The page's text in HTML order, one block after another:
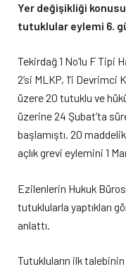
Yer değişikliği
tutuklular eylemi 6.
Tekirdağ 1 No’lu F Tipi
2’si MLKP, 1’i Devrimci
üzere 20 tutuklu ve
üzerine 24 Şubat’ta
başlamıştı. 20
açlık grevi eylemini 1
Ezilenlerin Hukuk
tutuklularla yaptıkları
anlattı.
Tutukluların ilk